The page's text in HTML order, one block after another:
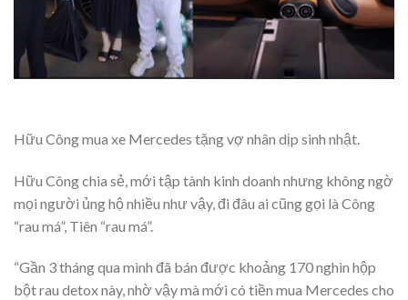
Hữu Công mua xe Mercedes tặng vợ nhân dịp sinh nhật.
Hữu Công chia sẻ, mới tập tành kinh doanh nhưng không ngờ
mọi người ủng hộ nhiều như vậy, đi đâu ai cũng gọi là Công
“rau má”, Tiên “rau má”.
“Gần 3 tháng qua mình đã bán được khoảng 170 nghìn hộp
bột rau detox này, nhờ vậy mà mới có tiền mua Mercedes cho